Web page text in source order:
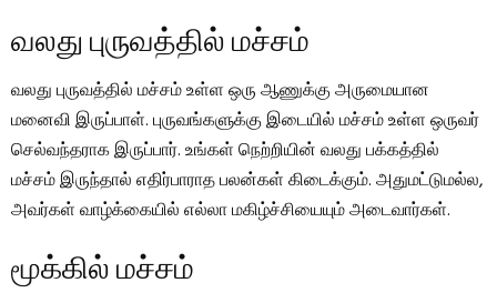
வலது புருவத்தில் மச்சம்
வலது புருவத்தில் மச்சம் உள்ள ஒரு ஆணுக்கு அருமையான
மனைவி இருப்பாள். புருவங்களுக்கு இடையில் மச்சம் உள்ள ஒருவர்
செல்வந்தராக இருப்பார். உங்கள் நெற்றியின் வலது பக்கத்தில்
மச்சம் இருந்தால் எதிர்பாராத பலன்கள் கிடைக்கும். அதுமட்டுமல்ல,
அவர்கள் வாழ்க்கையில் எல்லா மகிழ்ச்சியையும் அடைவார்கள்.
மூக்கில் மச்சம்